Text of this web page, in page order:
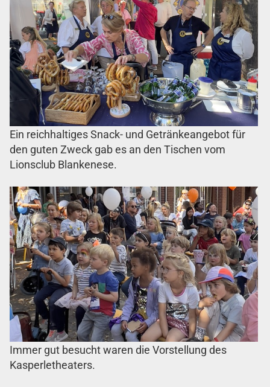
Ein reichhaltiges Snack- und Getränkeangebot für
den guten Zweck gab es an den Tischen vom
Lionsclub Blankenese.
Immer gut besucht waren die Vorstellung des
Kasperletheaters.